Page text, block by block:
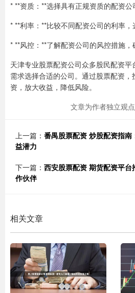
* **资质：**选择具有正规资质的配资公
* **利率：**比较不同配资公司的利率，
* **风控：**了解配资公司的风控措施，
天津专业股票配资公司众多股民配资
需求选择合适的公司。通过股票配资
资，放大收益，降低风险。
文章为作者独立观
上一篇： 番禺股票配资 炒股配资指
益潜力
下一篇： 西安股票配资 期货配资平
作伙伴
相关文章